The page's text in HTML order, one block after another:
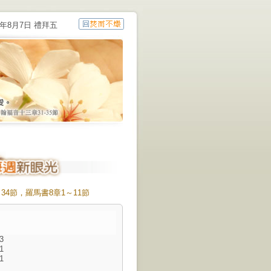
8月7日 禮拜五
節，羅馬書8章1～11節